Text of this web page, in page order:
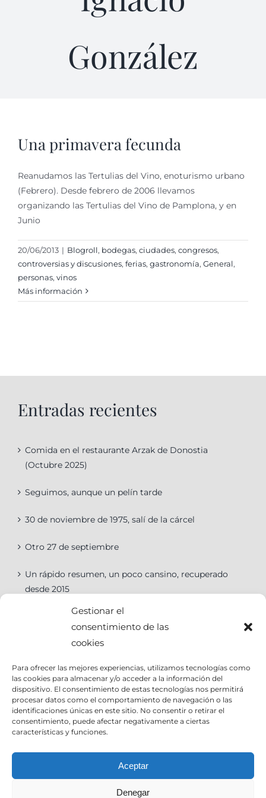
Gestionar el
consentimiento de las
cookies
Para ofrecer las mejores experiencias, utilizamos tecnologías como
las cookies para almacenar y/o acceder a la información del
dispositivo. El consentimiento de estas tecnologías nos permitirá
procesar datos como el comportamiento de navegación o las
identificaciones únicas en este sitio. No consentir o retirar el
consentimiento, puede afectar negativamente a ciertas
características y funciones.
Aceptar
Denegar
González
Una primavera fecunda
Reanudamos las Tertulias del Vino, enoturismo urbano
(Febrero). Desde febrero de 2006 llevamos
organizando las Tertulias del Vino de Pamplona, y en
Junio
20/06/2013 | Blogroll, bodegas, ciudades, congresos,
controversias y discusiones, ferias, gastronomí­a, General,
personas, vinos
Más información
Entradas recientes
Comida en el restaurante Arzak de Donostia
(Octubre 2025)
Seguimos, aunque un pelín tarde
30 de noviembre de 1975, salí de la cárcel
Otro 27 de septiembre
Un rápido resumen, un poco cansino, recuperado
desde 2015
Categorías
Categorías
Contact Info